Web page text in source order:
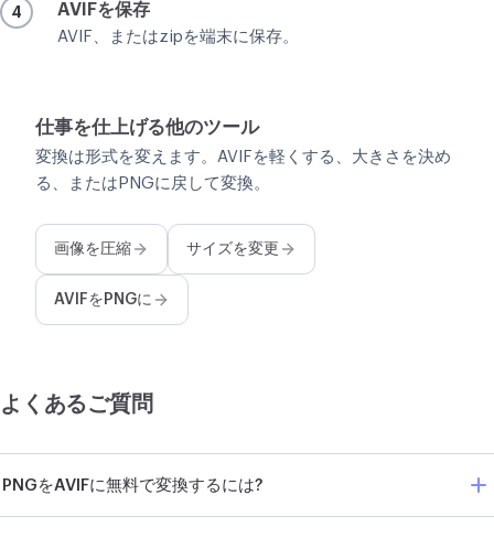
4 AVIFを保存
AVIF、またはzipを端末に保存。
仕事を仕上げる他のツール
変換は形式を変えます。AVIFを軽くする、大きさを決め
る、またはPNGに戻して変換。
画像を圧縮 サイズを変更
AVIFをPNGに
よくあるご質問
PNGをAVIFに無料で変換するには?